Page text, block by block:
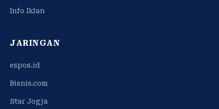
Info Iklan
JARINGAN
espos.id
Bisnis.com
Star Jogja